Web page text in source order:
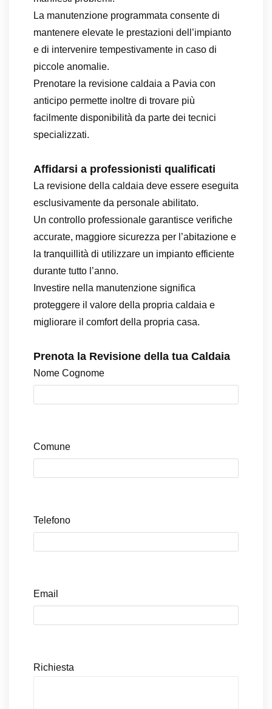
La manutenzione programmata consente di
mantenere elevate le prestazioni dell’impianto
e di intervenire tempestivamente in caso di
piccole anomalie.
Prenotare la revisione caldaia a Pavia con
anticipo permette inoltre di trovare più
facilmente disponibilità da parte dei tecnici
specializzati.
Affidarsi a professionisti qualificati
La revisione della caldaia deve essere eseguita
esclusivamente da personale abilitato.
Un controllo professionale garantisce verifiche
accurate, maggiore sicurezza per l’abitazione e
la tranquillità di utilizzare un impianto efficiente
durante tutto l’anno.
Investire nella manutenzione significa
proteggere il valore della propria caldaia e
migliorare il comfort della propria casa.
Prenota la Revisione della tua Caldaia
Nome Cognome
Comune
Telefono
Email
Richiesta